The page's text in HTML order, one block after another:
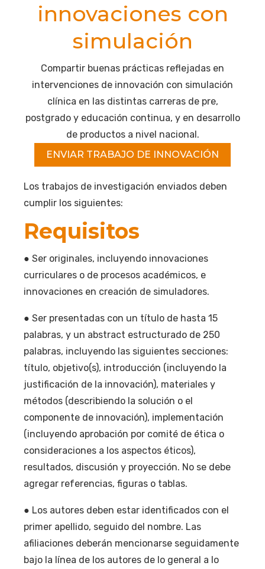
innovaciones con
simulación
Compartir buenas prácticas reflejadas en
intervenciones de innovación con simulación
clínica en las distintas carreras de pre,
postgrado y educación continua, y en desarrollo
de productos a nivel nacional.
ENVIAR TRABAJO DE INNOVACIÓN
Los trabajos de investigación enviados deben
cumplir los siguientes:
Requisitos
● Ser originales, incluyendo innovaciones
curriculares o de procesos académicos, e
innovaciones en creación de simuladores.
● Ser presentadas con un título de hasta 15
palabras, y un abstract estructurado de 250
palabras, incluyendo las siguientes secciones:
título, objetivo(s), introducción (incluyendo la
justificación de la innovación), materiales y
métodos (describiendo la solución o el
componente de innovación), implementación
(incluyendo aprobación por comité de ética o
consideraciones a los aspectos éticos),
resultados, discusión y proyección. No se debe
agregar referencias, figuras o tablas.
● Los autores deben estar identificados con el
primer apellido, seguido del nombre. Las
afiliaciones deberán mencionarse seguidamente
bajo la línea de los autores de lo general a lo